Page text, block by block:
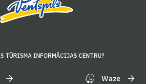
TŪRISMA INFORMĀCIJAS CENTRU?
Waze